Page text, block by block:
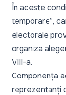
În aceste
temporare”,
electorale
organiza
VIII-a.
Componența
reprezentanți